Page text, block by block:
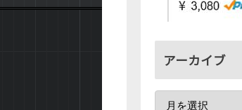
アーカイブ